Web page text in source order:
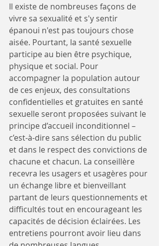
Il existe de nombreuses façons de
vivre sa sexualité et s'y sentir
épanoui n'est pas toujours chose
aisée. Pourtant, la santé sexuelle
participe au bien être psychique,
physique et social. Pour
accompagner la population autour
de ces enjeux, des consultations
confidentielles et gratuites en santé
sexuelle seront proposées suivant le
principe d’accueil inconditionnel –
c’est-à-dire sans sélection du public
et dans le respect des convictions de
chacune et chacun. La conseillère
recevra les usagers et usagères pour
un échange libre et bienveillant
partant de leurs questionnements et
difficultés tout en encourageant les
capacités de décision éclairées. Les
entretiens pourront avoir lieu dans